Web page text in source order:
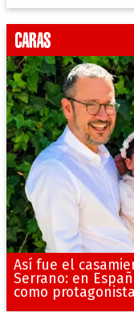
Así fue el
Serrano: en
como